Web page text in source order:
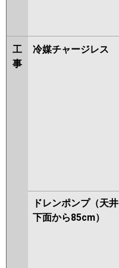
工
事
冷媒チャージレス
ドレンポンプ（天井
下面から85cm）